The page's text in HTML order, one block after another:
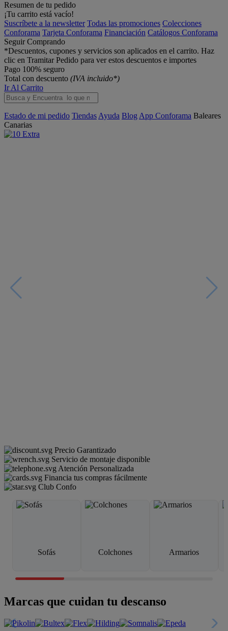
Resumen de tu pedido
¡Tu carrito está vacío!
Suscríbete a la newsletter Todas las promociones Colecciones
Conforama Tarjeta Conforama Financiación Catálogos Conforama
Seguir Comprando
*Descuentos, cupones y servicios son aplicados en el carrito. Haz
clic en Tramitar Pedido para ver estos descuentos e importes
Pago 100% seguro
Total con descuento (IVA incluido*)
Ir Al Carrito
Estado de mi pedido Tiendas Ayuda Blog App Conforama Baleares
Canarias
Precio Garantizado
Servicio de montaje disponible
Atención Personalizada
Financia tus compras fácilmente
Club Confo
Sofás Colchones Armarios
Marcas que cuidan tu descanso